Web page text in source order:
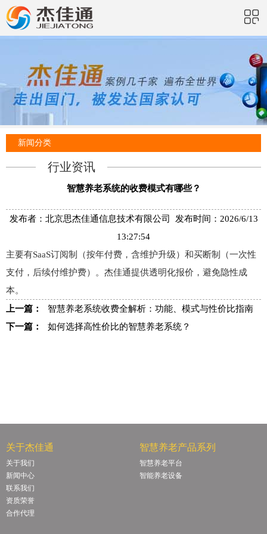
新闻分类
行业资讯
智慧养老系统的收费模式有哪些？
发布者：北京思杰佳通信息技术有限公司 发布时间：2026/6/13
13:27:54
主要有SaaS订阅制（按年付费，含维护升级）和买断制（一次性
支付，后续付维护费）。杰佳通提供透明化报价，避免隐性成
本。
上一篇：
智慧养老系统收费全解析：功能、模式与性价比指南
下一篇：
如何选择高性价比的智慧养老系统？
关于杰佳通
关于我们
新闻中心
联系我们
资质荣誉
合作代理
智慧养老产品系列
智慧养老平台
智能养老设备